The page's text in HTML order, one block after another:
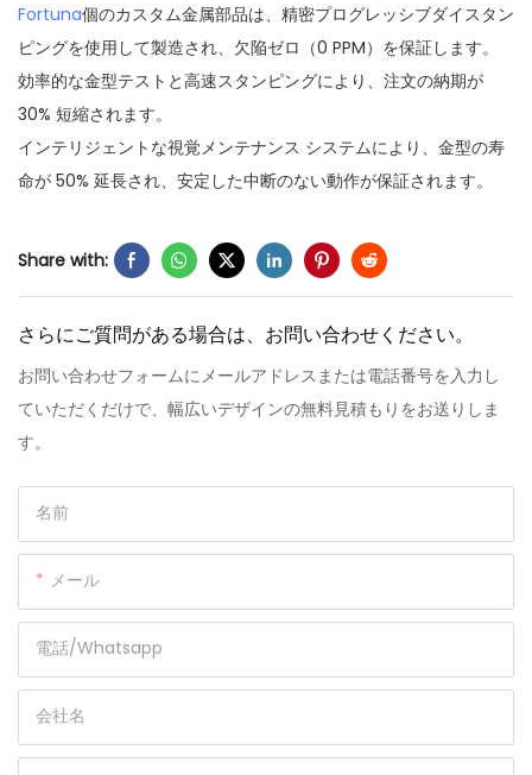
Fortuna個のカスタム金属部品は、精密プログレッシブダイスタン
ピングを使用して製造され、欠陥ゼロ（0 PPM）を保証します。
効率的な金型テストと高速スタンピングにより、注文の納期が
30% 短縮されます。
インテリジェントな視覚メンテナンス システムにより、金型の寿
命が 50% 延長され、安定した中断のない動作が保証されます。
Share with:
さらにご質問がある場合は、お問い合わせください。
お問い合わせフォームにメールアドレスまたは電話番号を入力し
ていただくだけで、幅広いデザインの無料見積もりをお送りしま
す。
名前
メール
電話/whatsapp
会社名